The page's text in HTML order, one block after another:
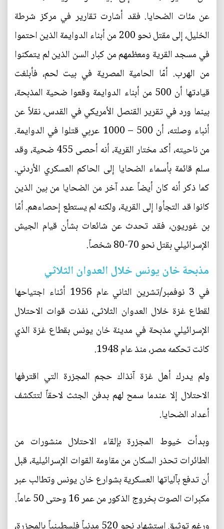
عن مئات الضحايا. فقد أشارت تقارير في مركز شرطة
الخليل، إلى مقتل نحو 200 من أبناء الدوايمة الذين احتموا
في مسجد القرية ومعظمهم من كبار السن الذين لم يتمكنوا
من الهرب. أمّا الحامية المصرية في بيت لحم، فأبلغت
قيادتها أن 500 من أبناء الدوايمة وقعوا ضحية المذبحة،
بينما ورد في تقرير القنصل الأمريكي في القدس، نقلاً عن
أنباء وصلته، أن 500 – 1000 عربي قتلوا في الدوايمة.
من ناحيته، أكد مختار القرية، أنه أحصى 455 ضحية، وقد
سلم قائمة بأسماء الضحايا إلى الحاكم العسكري الأردني.
كما ذكر أنه كان أيضاً عدد آخر من الضحايا من بين الذين
كانوا قد التجأوا إلى القرية، ولكنه لم يستطع إحصاءهم. أمّا
بن غوريون، فقد تحدث عن شائعات بشأن قيام الجيش
الإسرائيلي بقتل نحو 70-80 شخصاً.
مذبحة خان يونس خلال العدوان الثلاثي
في 3 نوفمبر/تشرين الثاني عام 1956 أثناء اجتياحها
لقطاع غزة خلال العدوان الثلاثى، نفذت قوات الاحتلال
الإسرائيلي مذبحة في مدينة خان يونس بقطاع غزة الذي
كانت تحكمه مصر، منذ عام 1948.
ولم يدرك أهل غزة آنذاك حجم المجزرة التي اقترفها
الاحتلال إلا عندما سمح لهم بدفن الجثث لاحقاً لتتكشف
أعداد الضحايا.
وبدأت خيوط المجزرة بإلقاء الاحتلال منشورات من
الطائرات تحذر السكان من مقاومة القوات الإسرائيلية، قبل
أن تدفع بآلياتها العسكرية بشوارع خان يونس وتطالب عبر
مكبرات الصوت بخروج الذكور من عمر 16 وحتى 50 عاماً.